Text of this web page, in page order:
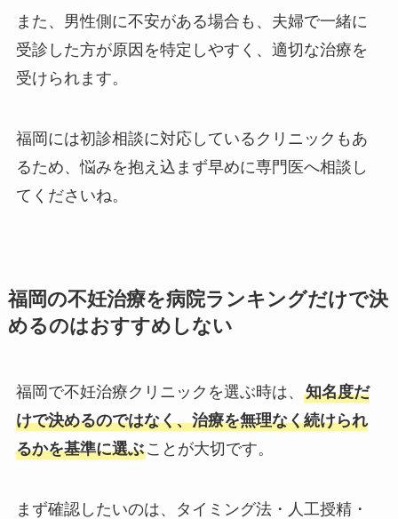
また、男性側に不安がある場合も、夫婦で一緒に
受診した方が原因を特定しやすく、適切な治療を
受けられます。
福岡には初診相談に対応しているクリニックもあ
るため、悩みを抱え込まず早めに専門医へ相談し
てくださいね。
福岡の不妊治療を病院ランキングだけで決
めるのはおすすめしない
福岡で不妊治療クリニックを選ぶ時は、 知名度だ
けで決めるのではなく、治療を無理なく続けられ
るかを基準に選ぶことが大切です。
まず確認したいのは、タイミング法・人工授精・